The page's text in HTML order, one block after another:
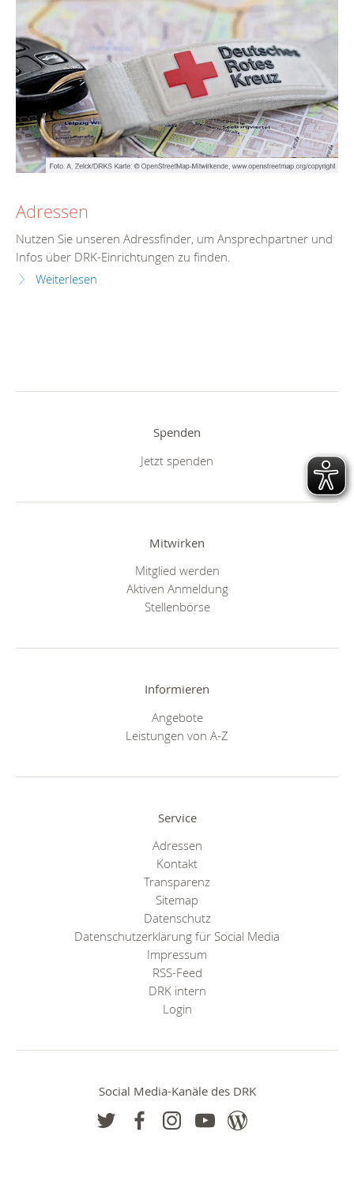
Adressen
Nutzen Sie unseren Adressfinder, um Ansprechpartner und
Infos über DRK-Einrichtungen zu finden.
Weiterlesen
Spenden
Jetzt spenden
Mitwirken
Mitglied werden
Aktiven Anmeldung
Stellenbörse
Informieren
Angebote
Leistungen von A-Z
Service
Adressen
Kontakt
Transparenz
Sitemap
Datenschutz
Datenschutzerklärung für Social Media
Impressum
RSS-Feed
DRK intern
Login
Social Media-Kanäle des DRK